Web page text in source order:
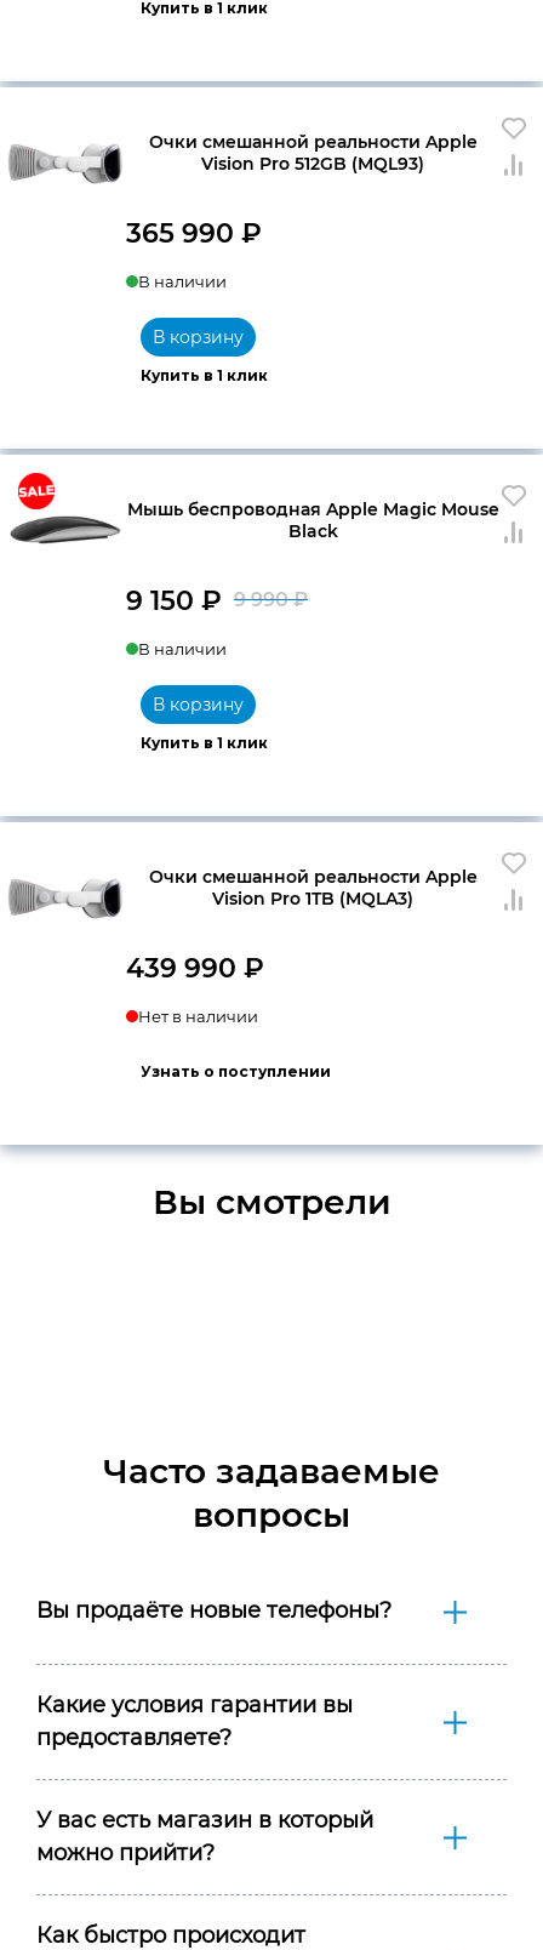
Купить в 1 клик
Очки смешанной реальности Apple
Vision Pro 512GB (MQL93)
365 990 ₽
В наличии
Купить в 1 клик
В корзину
Мышь беспроводная Apple Magic Mouse
Black
9 990₽
9 150 ₽
В наличии
Купить в 1 клик
В корзину
Очки смешанной реальности Apple
Vision Pro 1TB (MQLA3)
439 990 ₽
Нет в наличии
Узнать о поступлении
Вы смотрели
Часто задаваемые
вопросы
Вы продаёте новые телефоны?
Какие условия гарантии вы
предоставляете?
У вас есть магазин в который
можно прийти?
Как быстро происходит